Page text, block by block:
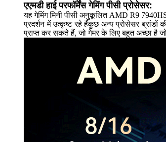
एएमडी हाई परफॉर्मेंस गेमिंग पीसी प्रोसेसर:
यह गेमिंग मिनी पीसी अनुकूलित AMD R9
प्रदर्शन में उत्कृष्ट रहे हैंकुछ अन्य प्रोसेसर ब्रांडों
प्राप्त कर सकते हैं, जो गेमर के लिए बहुत अच्छा है